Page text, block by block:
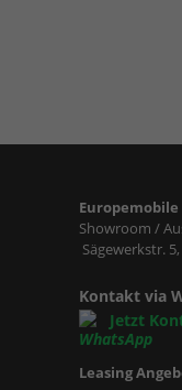
Europemobile
Showroom /
Sägewerkstr.
Kontakt via
Jetzt
Leasing